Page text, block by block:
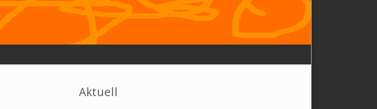
Seitenleiste
Aktuell